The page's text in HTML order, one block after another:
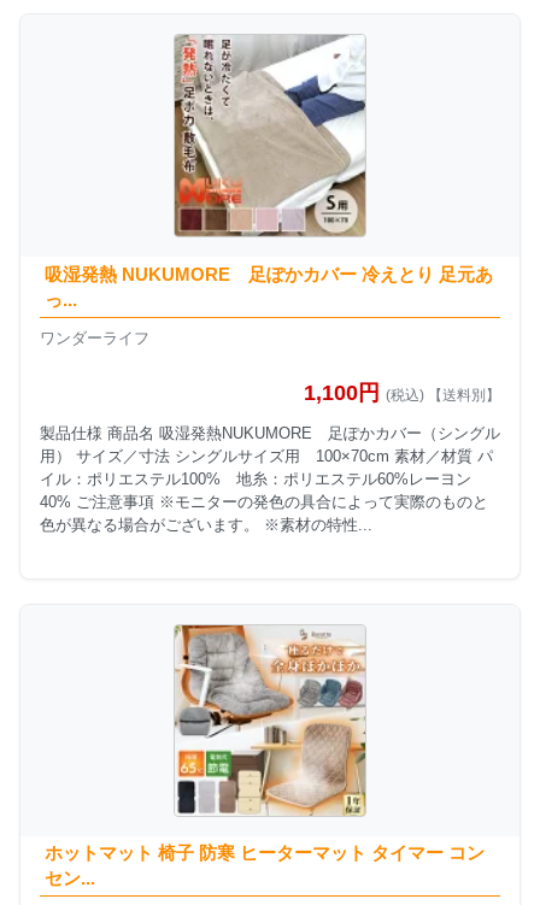
吸湿発熱 NUKUMORE 足ぽかカバー 冷えとり 足元あ
っ...
ワンダーライフ
1,100円 (税込) 【送料別】
製品仕様 商品名 吸湿発熱NUKUMORE 足ぽかカバー（シングル
用） サイズ／寸法 シングルサイズ用 100×70cm 素材／材質 パ
イル：ポリエステル100% 地糸：ポリエステル60%レーヨン
40% ご注意事項 ※モニターの発色の具合によって実際のものと
色が異なる場合がございます。 ※素材の特性...
ホットマット 椅子 防寒 ヒーターマット タイマー コン
セン...